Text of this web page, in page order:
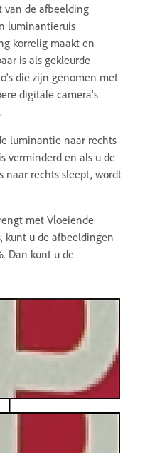
van de afbeelding
luminantieruis
korrelig maakt en
is als gekleurde
die zijn genomen met
digitale camera's
luminantie naar rechts
verminderd en als u de
naar rechts sleept, wordt
met Vloeiende
kunt u de afbeeldingen
Dan kunt u de